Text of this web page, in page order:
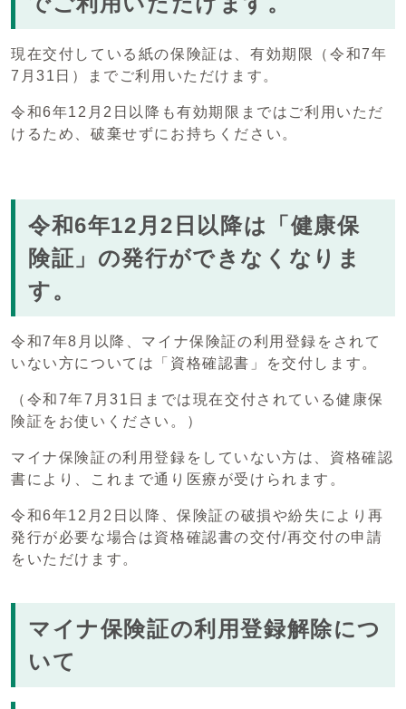
現在交付している紙の保険証は、有効期限（令和7年
7月31日）までご利用いただけます。
令和6年12月2日以降も有効期限まではご利用いただ
けるため、破棄せずにお持ちください。
令和6年12月2日以降は「健康保
険証」の発行ができなくなりま
す。
令和7年8月以降、マイナ保険証の利用登録をされて
いない方については「資格確認書」を交付します。
（令和7年7月31日までは現在交付されている健康保
険証をお使いください。）
マイナ保険証の利用登録をしていない方は、資格確認
書により、これまで通り医療が受けられます。
令和6年12月2日以降、保険証の破損や紛失により再
発行が必要な場合は資格確認書の交付/再交付の申請
をいただけます。
マイナ保険証の利用登録解除につ
いて